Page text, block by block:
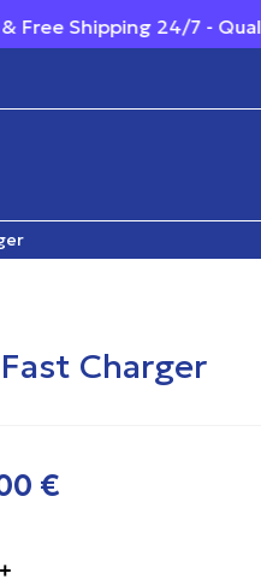
Shipping 24/7 - Quality
Charger
€
+